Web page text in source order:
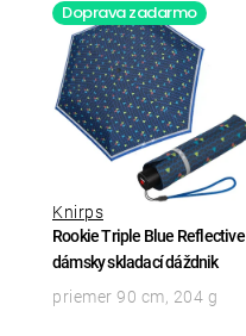
Doprava zadarmo
Rookie Triple Blue Reflective
dámsky skladací dáždnik
Knirps
priemer 90 cm, 204 g